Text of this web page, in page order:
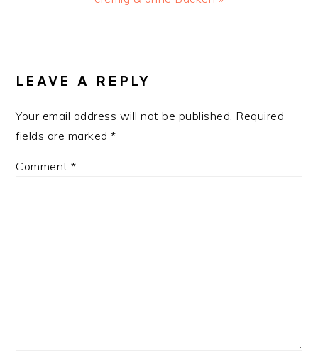
INTERACTIONS
LEAVE A REPLY
Your email address will not be published. Required
fields are marked*
Comment*